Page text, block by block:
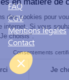
FAQ
CGV
Mentions légales
Contact